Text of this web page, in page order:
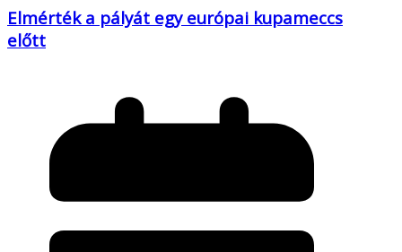
Elmérték a pályát egy európai kupameccs
előtt